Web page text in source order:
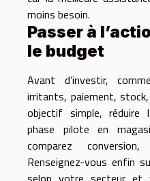
moins besoin.
Passer à
le budget
Avant d’investir,
irritants, paiement,
objectif simple, réduire
phase pilote en
comparez
Renseignez-vous enfin